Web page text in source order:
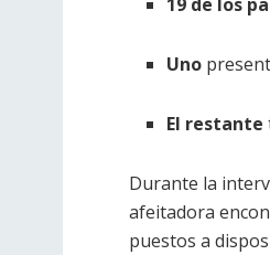
Uno
El restante
Durante la
afeitadora
puestos a